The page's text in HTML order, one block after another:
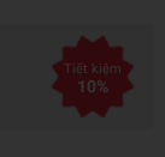
Tiết kiệm
10%